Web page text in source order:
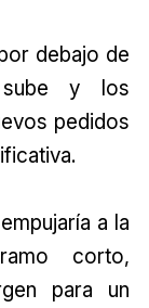
debajo de
sube y los
pedidos
a la
corto,
para un